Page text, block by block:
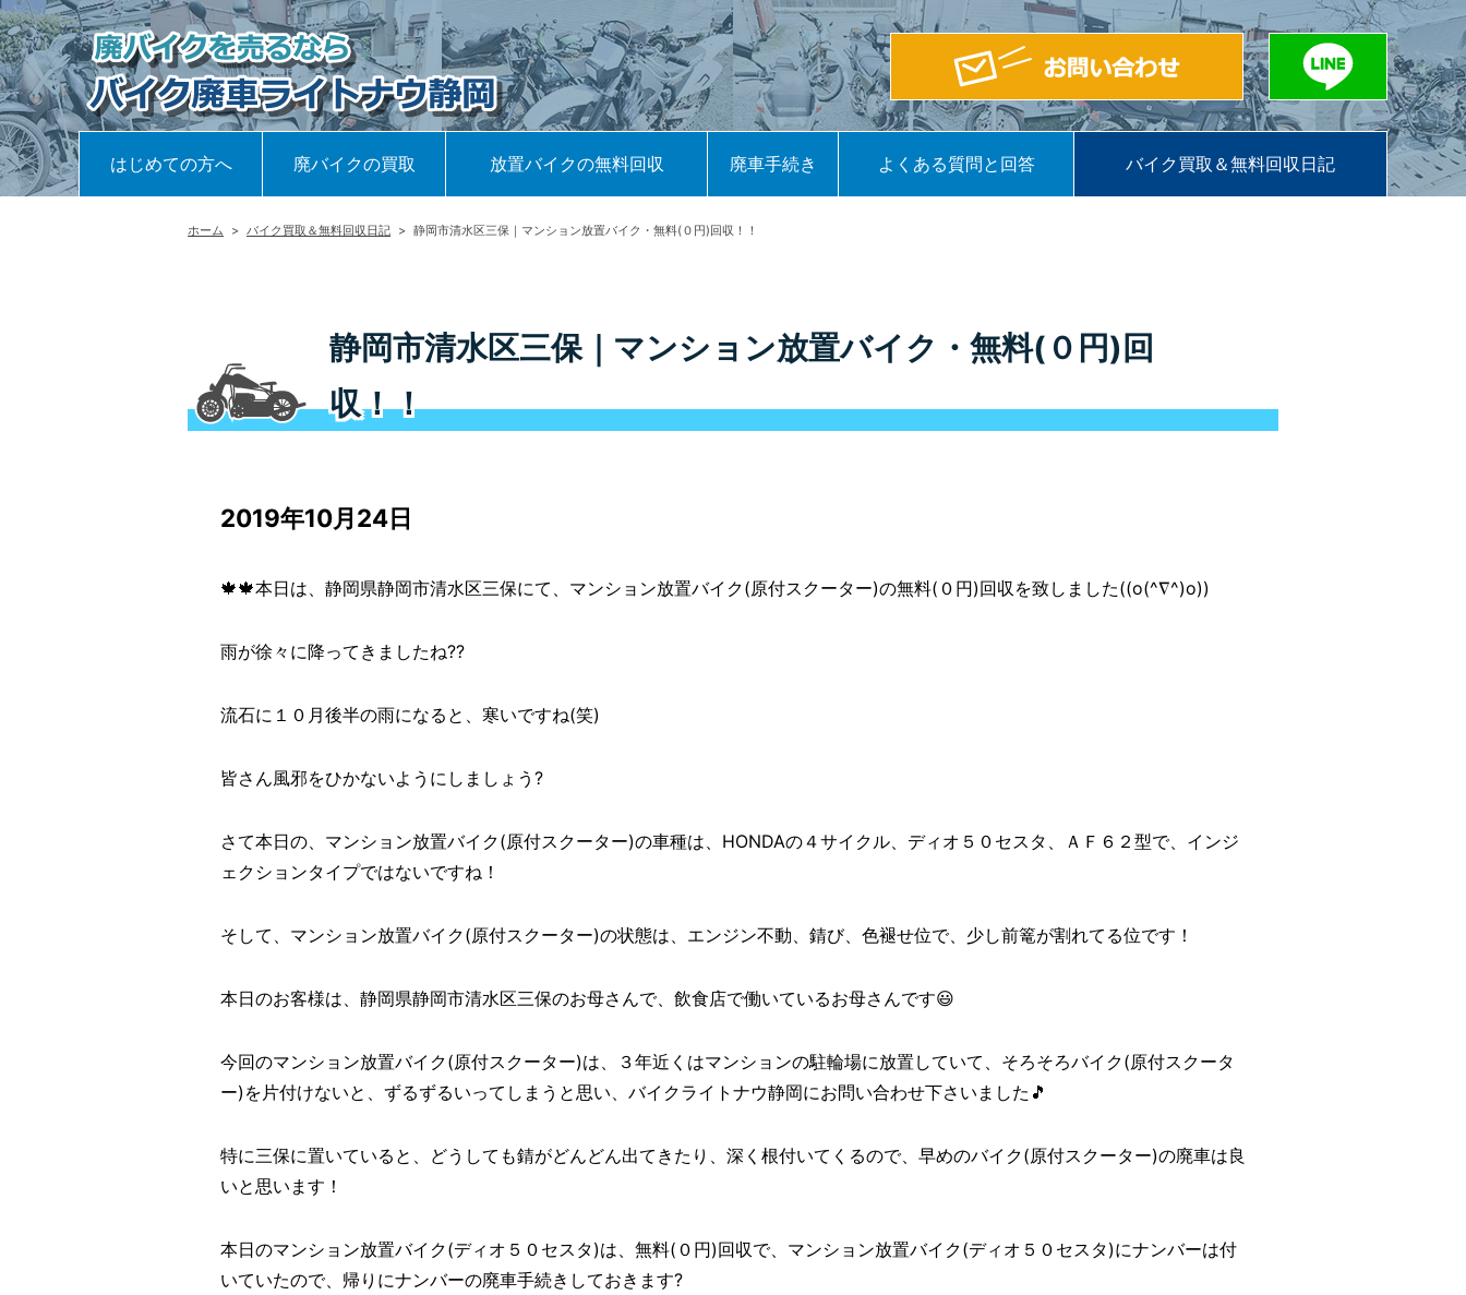
はじめての方へ 廃バイクの買取 放置バイクの無料回収 廃車手続き よくある質問と回答 バイク買取＆無料回収日記
ホーム > バイク買取＆無料回収日記 > 静岡市清水区三保｜マンション放置バイク・無料(０円)回収！！
静岡市清水区三保｜マンション放置バイク・無料(０円)回
収！！
2019年10月24日
🍁🍁本日は、静岡県静岡市清水区三保にて、マンション放置バイク(原付スクーター)の無料(０円)回収を致しました((o(^∇^)o))
雨が徐々に降ってきましたね??
流石に１０月後半の雨になると、寒いですね(笑)
皆さん風邪をひかないようにしましょう?
さて本日の、マンション放置バイク(原付スクーター)の車種は、HONDAの４サイクル、ディオ５０セスタ、ＡＦ６２型で、インジ
ェクションタイプではないですね！
そして、マンション放置バイク(原付スクーター)の状態は、エンジン不動、錆び、色褪せ位で、少し前篭が割れてる位です！
本日のお客様は、静岡県静岡市清水区三保のお母さんで、飲食店で働いているお母さんです😃
今回のマンション放置バイク(原付スクーター)は、３年近くはマンションの駐輪場に放置していて、そろそろバイク(原付スクータ
ー)を片付けないと、ずるずるいってしまうと思い、バイクライトナウ静岡にお問い合わせ下さいました🎵
特に三保に置いていると、どうしても錆がどんどん出てきたり、深く根付いてくるので、早めのバイク(原付スクーター)の廃車は良
いと思います！
本日のマンション放置バイク(ディオ５０セスタ)は、無料(０円)回収で、マンション放置バイク(ディオ５０セスタ)にナンバーは付
いていたので、帰りにナンバーの廃車手続きしておきます?